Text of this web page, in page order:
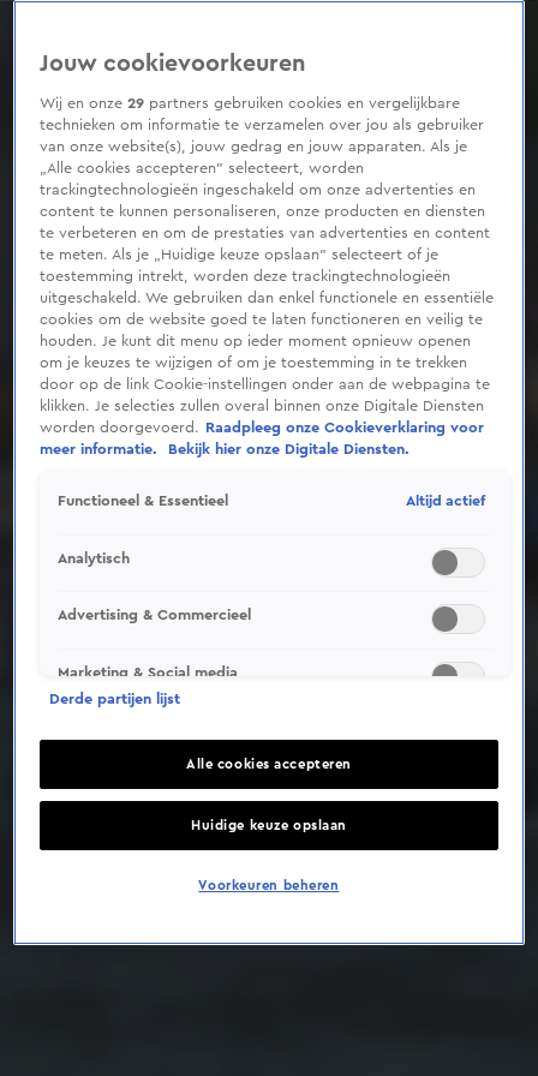
0
seconds
Deze video is niet beschikbaar op je huidige locatie
Jouw cookievoorkeuren
Wij en onze29 partners gebruiken cookies en vergelijkbare
technieken om informatie te verzamelen over jou als gebruiker
van onze website(s), jouw gedrag en jouw apparaten. Als je
„Alle cookies accepteren” selecteert, worden
trackingtechnologieën ingeschakeld om onze advertenties en
content te kunnen personaliseren, onze producten en diensten
te verbeteren en om de prestaties van advertenties en content
te meten. Als je „Huidige keuze opslaan” selecteert of je
toestemming intrekt, worden deze trackingtechnologieën
uitgeschakeld. We gebruiken dan enkel functionele en essentiële
cookies om de website goed te laten functioneren en veilig te
houden. Je kunt dit menu op ieder moment opnieuw openen
om je keuzes te wijzigen of om je toestemming in te trekken
door op de link Cookie-instellingen onder aan de webpagina te
klikken. Je selecties zullen overal binnen onze Digitale Diensten
worden doorgevoerd.
Raadpleeg onze Cookieverklaring voor
meer informatie.
Bekijk hier onze Digitale Diensten.
Functioneel & Essentieel Altijd actief
Analytisch
Advertising & Commercieel
Marketing & Social media
Derde partijen lijst
Alle cookies accepteren
Huidige keuze opslaan
Voorkeuren beheren